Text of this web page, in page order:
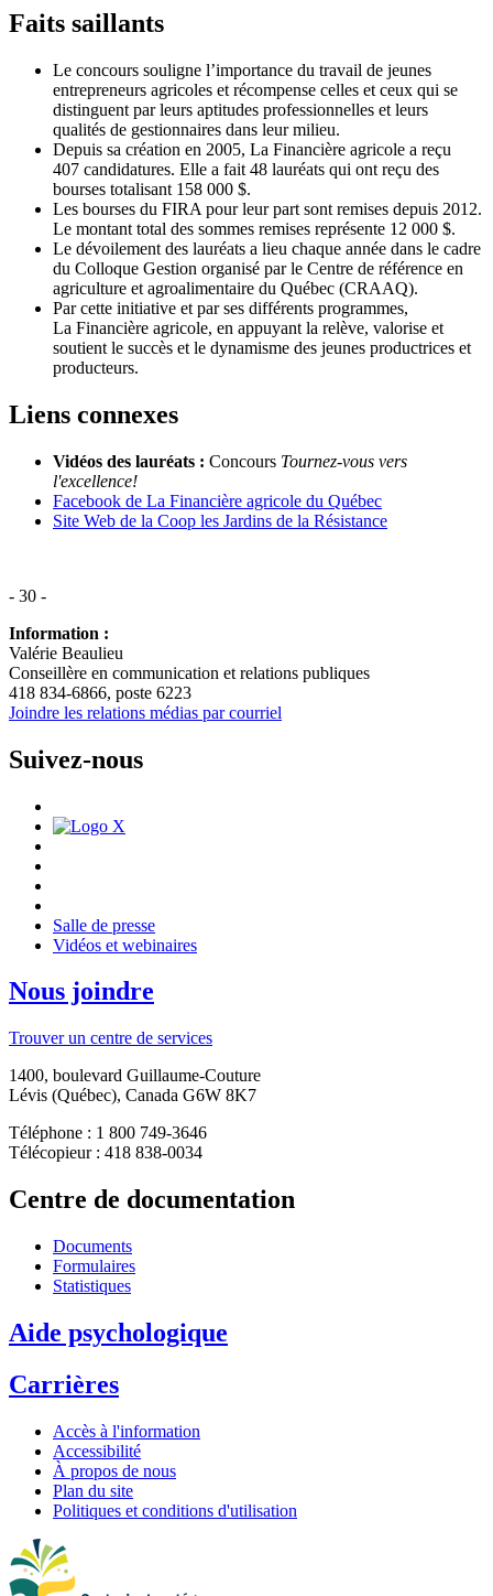
Faits saillants
Le concours souligne l’importance du travail de jeunes
entrepreneurs agricoles et récompense celles et ceux qui se
distinguent par leurs aptitudes professionnelles et leurs
qualités de gestionnaires dans leur milieu.
Depuis sa création en 2005, La Financière agricole a reçu
407 candidatures. Elle a fait 48 lauréats qui ont reçu des
bourses totalisant 158 000 $.
Les bourses du FIRA pour leur part sont remises depuis 2012.
Le montant total des sommes remises représente 12 000 $.
Le dévoilement des lauréats a lieu chaque année dans le cadre
du Colloque Gestion organisé par le Centre de référence en
agriculture et agroalimentaire du Québec (CRAAQ).
Par cette initiative et par ses différents programmes,
La Financière agricole, en appuyant la relève, valorise et
soutient le succès et le dynamisme des jeunes productrices et
producteurs.
Liens connexes
Vidéos des lauréats : Concours Tournez-vous vers
l'excellence!
Facebook de La Financière agricole du Québec
Site Web de la Coop les Jardins de la Résistance
- 30 -
Information :
Valérie Beaulieu
Conseillère en communication et relations publiques
418 834-6866, poste 6223
Joindre les relations médias par courriel
Suivez-nous
Salle de presse
Vidéos et webinaires
Nous joindre
Trouver un centre de services
1400, boulevard Guillaume-Couture
Lévis (Québec), Canada G6W 8K7
Téléphone : 1 800 749-3646
Télécopieur : 418 838-0034
Centre de documentation
Documents
Formulaires
Statistiques
Aide psychologique
Carrières
Accès à l'information
Accessibilité
À propos de nous
Plan du site
Politiques et conditions d'utilisation